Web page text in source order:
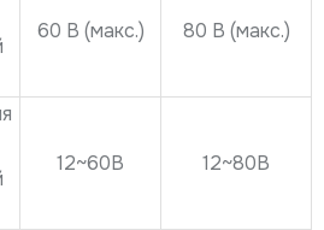
60 В (макс.) 80 В (макс.)
12~60В 12~80В